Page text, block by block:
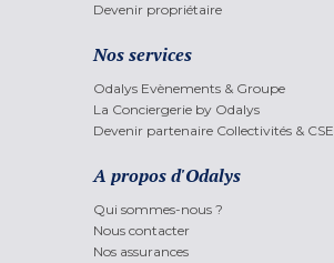
Devenir propriétaire
Nos services
Odalys Evènements & Groupe
La Conciergerie by Odalys
Devenir partenaire Collectivités & CSE
A propos d'Odalys
Qui sommes-nous ?
Nous contacter
Nos assurances